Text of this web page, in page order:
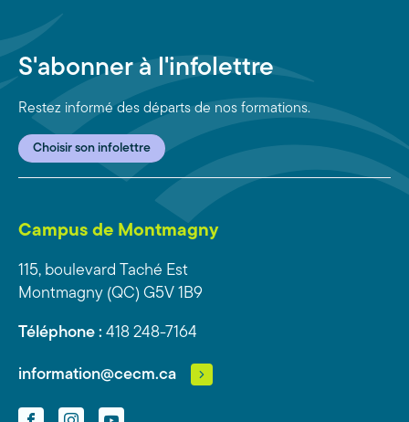
S'abonner à l'infolettre
Restez informé des départs de nos formations.
Choisir son infolettre
Campus de Montmagny
115, boulevard Taché Est
Montmagny (QC) G5V 1B9
Téléphone : 418 248-7164
information@cecm.ca
FacebookInstagramYouTube